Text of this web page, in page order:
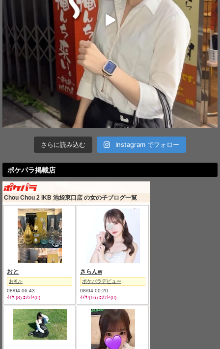
さらに読み込む Instagram でフォロー
ポケパラ掲載店